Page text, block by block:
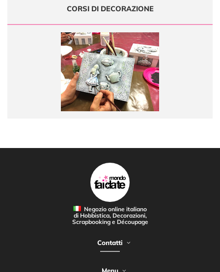
CORSI DI DECORAZIONE
Negozio online italiano
di Hobbistica, Decorazioni,
Scrapbooking e Découpage
Contatti